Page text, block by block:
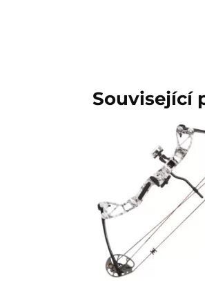
Související